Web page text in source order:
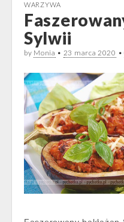
WARZYWA
Sylwii
by Monia • 23 marca 2020 •